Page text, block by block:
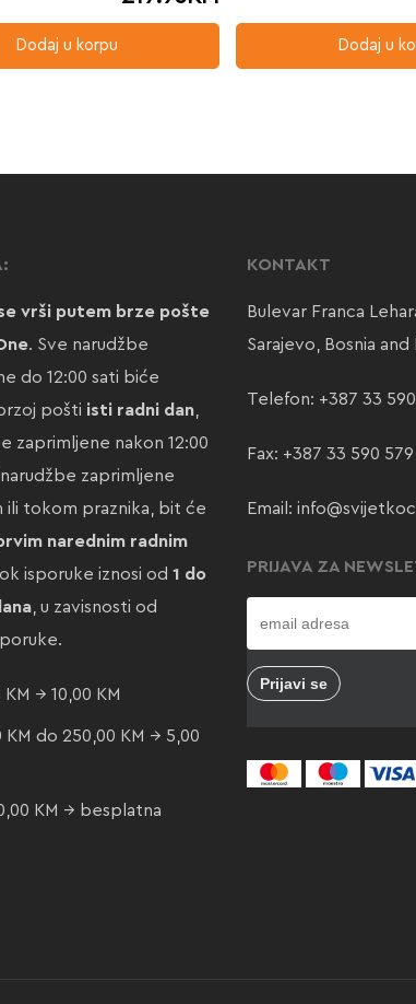
Dodaj u korpu Dodaj u
vrši putem brze pošte
. Sve narudžbe
do 12:00 sati biće
pošti isti radni dan,
zaprimljene nakon 12:00
zaprimljene
ili tokom praznika, bit će
narednim radnim
isporuke iznosi od 1 do
, u zavisnosti od
KM → 10,00 KM
KM do 250,00 KM → 5,00
KM → besplatna
KONTAKT
Bulevar Franca
Sarajevo, Bosnia
Telefon: +387 33
Fax: +387 33 590 579
Email:
PRIJAVA ZA